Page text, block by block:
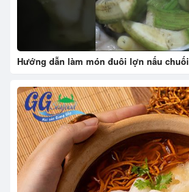
Hướng dẫn làm món đuôi lợn nấu chuối